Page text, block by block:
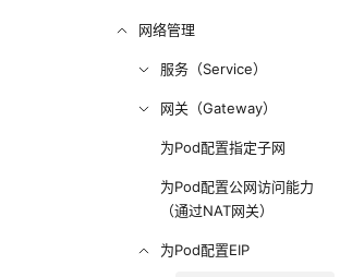
网络管理
服务（Service）
网关（Gateway）
为Pod配置指定子网
为Pod配置公网访问能力
（通过NAT网关）
为Pod配置EIP